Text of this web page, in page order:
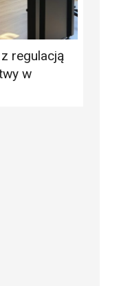
regulacją
w